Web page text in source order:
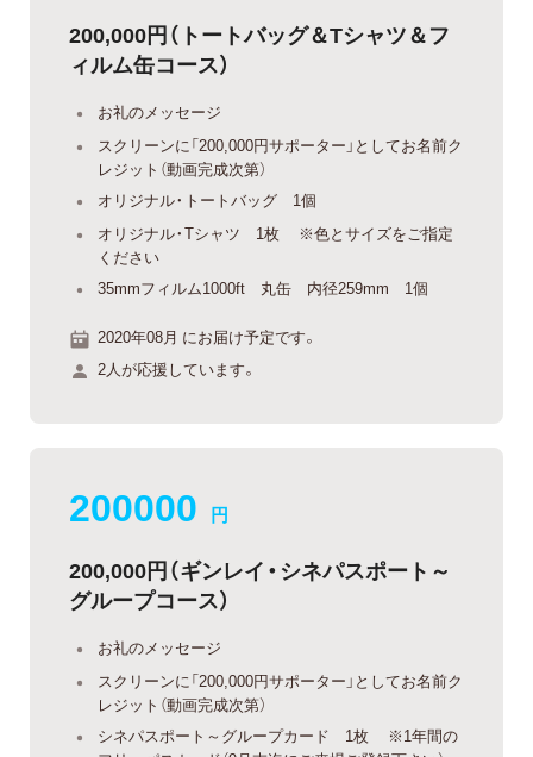
200,000円（トートバッグ＆Tシャツ＆フ
ィルム缶コース）
お礼のメッセージ
スクリーンに「200,000円サポーター」としてお名前ク
レジット（動画完成次第）
オリジナル・トートバッグ 1個
オリジナル・Tシャツ 1枚 ※色とサイズをご指定
ください
35mmフィルム1000ft 丸缶 内径259mm 1個
2020年08月 にお届け予定です。
2人が応援しています。
200000 円
200,000円（ギンレイ・シネパスポート～
グループコース）
お礼のメッセージ
スクリーンに「200,000円サポーター」としてお名前ク
レジット（動画完成次第）
シネパスポート～グループカード 1枚 ※1年間の